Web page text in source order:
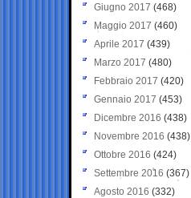
Giugno 2017 (468)
Maggio 2017 (460)
Aprile 2017 (439)
Marzo 2017 (480)
Febbraio 2017 (420)
Gennaio 2017 (453)
Dicembre 2016 (438)
Novembre 2016 (438)
Ottobre 2016 (424)
Settembre 2016 (367)
Agosto 2016 (332)